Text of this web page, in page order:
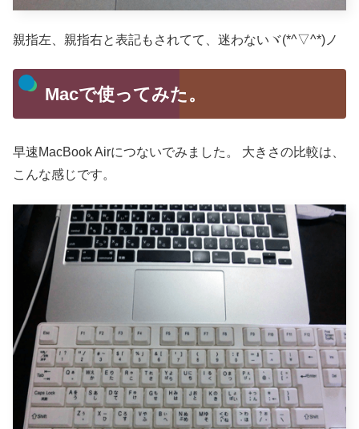
親指左、親指右と表記もされてて、迷わないヾ(*^▽^*)ノ
Macで使ってみた。
早速MacBook Airにつないでみました。
大きさの比較は、
こんな感じです。